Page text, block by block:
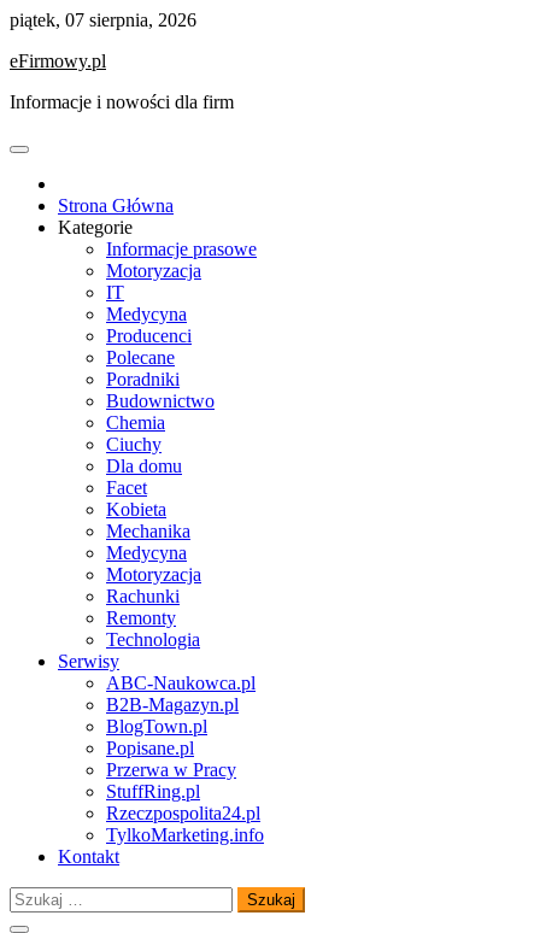
Skip
content
piątek, 07 sierpnia, 2026
eFirmowy.pl
Informacje i nowości dla firm
Strona Główna
Kategorie
Informacje prasowe
Motoryzacja
IT
Medycyna
Producenci
Polecane
Poradniki
Budownictwo
Chemia
Ciuchy
Dla domu
Facet
Kobieta
Mechanika
Medycyna
Motoryzacja
Rachunki
Remonty
Technologia
Serwisy
ABC-Naukowca.pl
B2B-Magazyn.pl
BlogTown.pl
Popisane.pl
Przerwa w Pracy
StuffRing.pl
Rzeczpospolita24.pl
TylkoMarketing.info
Kontakt
Szukaj: